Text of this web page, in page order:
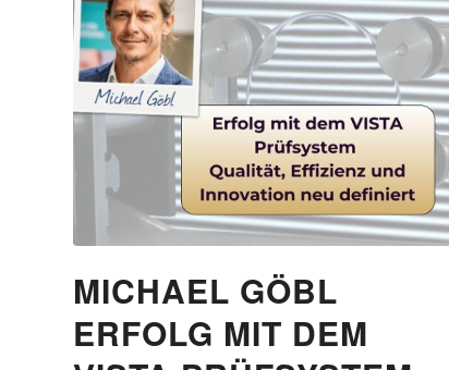
MICHAEL GÖBL
ERFOLG MIT DEM